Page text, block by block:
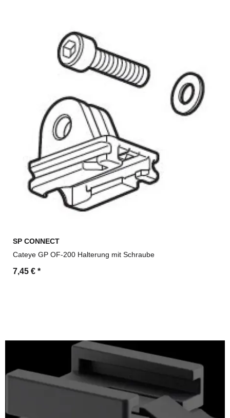
SP CONNECT
Cateye GP OF-200 Halterung mit Schraube
7,45 € *